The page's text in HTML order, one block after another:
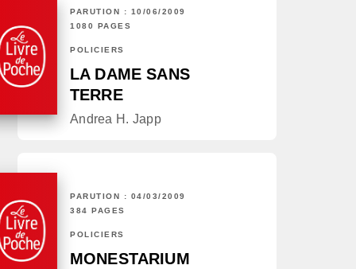
PARUTION : 10/06/2009
1080 PAGES
POLICIERS
LA DAME SANS
TERRE
Andrea H. Japp
PARUTION : 04/03/2009
384 PAGES
POLICIERS
MONESTARIUM